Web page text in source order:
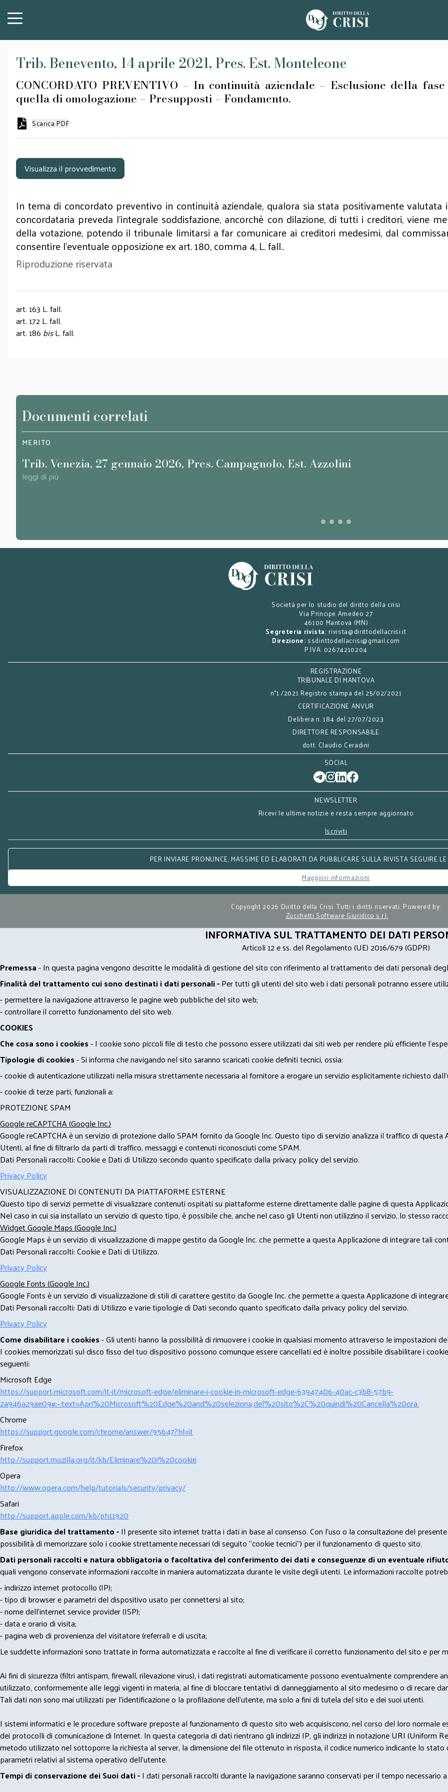
Trib. Benevento, 14 aprile 2021, Pres. Est. Monteleone
CONCORDATO PREVENTIVO – In continuità aziendale – Esclusione della
quella di omologazione – Presupposti – Fondamento.
Scarica PDF
Visualizza il provvedimento
In tema di concordato preventivo in continuità aziendale, qualora sia stata positivamente
concordataria preveda l’integrale soddisfazione, ancorchè con dilazione, di tutti i creditori, viene
della votazione, potendo il tribunale limitarsi a far comunicare ai creditori medesimi, dal
consentire l’eventuale opposizione ex art. 180, comma 4, L. fall..
Riproduzione riservata
art. 163 L. fall.
art. 172 L. fall.
art. 186 bisL. fall.
Documenti correlati
MERITO
Trib. Venezia, 27 gennaio 2026, Pres. Campagnolo, Est. Azzolini
leggi di più
Società per lo studio del diritto della crisi
Via Principe Amedeo 27
46100 Mantova (MN)
Segreteria rivista: rivista@dirittodellacrisi.it
Direzione: ssdirittodellacrisi@gmail.com
P.IVA: 02674210204
REGISTRAZIONE
TRIBUNALE DI MANTOVA
n°1 /2021 Registro stampa del 25/02/2021
CERTIFICAZIONE ANVUR
Delibera n. 184 del 27/07/2023
DIRETTORE RESPONSABILE
dott. Claudio Ceradini
SOCIAL
NEWSLETTER
Ricevi le ultime notizie e resta sempre aggiornato
Iscriviti
PER INVIARE PRONUNCE, MASSIME ED ELABORATI DA PUBBLICARE SULLA RIVISTA SEGUIRE
Maggiori informazioni
Copyright 2026 Diritto della Crisi. Tutti i diritti riservati. Powered by:
Zucchetti Software Giuridico s.r.l.
INFORMATIVA SUL TRATTAMENTO DEI DATI
Articoli 12 e ss. del Regolamento (UE) 2016/679 (GDPR)
Premessa- In questa pagina vengono descritte le modalità di gestione del sito con riferimento al trattamento dei dati personali
Finalità del trattamento cui sono destinati i dati personali -Per tutti gli utenti del sito web i dati personali potranno essere
- permettere la navigazione attraverso le pagine web pubbliche del sito web;
- controllare il corretto funzionamento del sito web.
COOKIES
Che cosa sono i cookies- I cookie sono piccoli file di testo che possono essere utilizzati dai siti web per rendere più efficiente
Tipologie di cookies- Si informa che navigando nel sito saranno scaricati cookie definiti tecnici, ossia:
- cookie di autenticazione utilizzati nella misura strettamente necessaria al fornitore a erogare un servizio esplicitamente richiesto
- cookie di terze parti, funzionali a:
PROTEZIONE SPAM
Google reCAPTCHA (Google Inc.)
Google reCAPTCHA è un servizio di protezione dallo SPAM fornito da Google Inc. Questo tipo di servizio analizza il traffico di
Utenti, al fine di filtrarlo da parti di traffico, messaggi e contenuti riconosciuti come SPAM.
Dati Personali raccolti: Cookie e Dati di Utilizzo secondo quanto specificato dalla privacy policy del servizio.
Privacy Policy
VISUALIZZAZIONE DI CONTENUTI DA PIATTAFORME ESTERNE
Questo tipo di servizi permette di visualizzare contenuti ospitati su piattaforme esterne direttamente dalle pagine di questa
Nel caso in cui sia installato un servizio di questo tipo, è possibile che, anche nel caso gli Utenti non utilizzino il servizio, lo stesso
Widget Google Maps (Google Inc.)
Google Maps è un servizio di visualizzazione di mappe gestito da Google Inc. che permette a questa Applicazione di integrare tali
Dati Personali raccolti: Cookie e Dati di Utilizzo.
Privacy Policy
Google Fonts (Google Inc.)
Google Fonts è un servizio di visualizzazione di stili di carattere gestito da Google Inc. che permette a questa Applicazione di
Dati Personali raccolti: Dati di Utilizzo e varie tipologie di Dati secondo quanto specificato dalla privacy policy del servizio.
Privacy Policy
Come disabilitare i cookies- Gli utenti hanno la possibilità di rimuovere i cookie in qualsiasi momento attraverso le impostazioni
I cookies memorizzati sul disco fisso del tuo dispositivo possono comunque essere cancellati ed è inoltre possibile disabilitare i
seguenti:
Microsoft Edge
https://support.microsoft.com/it-it/microsoft-edge/eliminare-i-cookie-in-microsoft-edge-63947406-40ac-c3b8-57b9-
2a946a29ae09#:~:text=Apri%20Microsoft%20Edge%20and%20seleziona,del%20sito%2C%20quindi%20Cancella%20ora.
Chrome
https://support.google.com/chrome/answer/95647?hl=it
Firefox
http://support.mozilla.org/it/kb/Eliminare%20i%20cookie
Opera
http://www.opera.com/help/tutorials/security/privacy/
Safari
http://support.apple.com/kb/ph11920
Base giuridica del trattamento -Il presente sito internet tratta i dati in base al consenso. Con l'uso o la consultazione del
possibilità di memorizzare solo i cookie strettamente necessari (di seguito “cookie tecnici”) per il funzionamento di questo sito.
Dati personali raccolti e natura obbligatoria o facoltativa del conferimento dei dati e conseguenze di un eventuale
quali vengono conservate informazioni raccolte in maniera automatizzata durante le visite degli utenti. Le informazioni raccolte
- indirizzo internet protocollo (IP);
- tipo di browser e parametri del dispositivo usato per connettersi al sito;
- nome dell'internet service provider (ISP);
- data e orario di visita;
- pagina web di provenienza del visitatore (referral) e di uscita;
Le suddette informazioni sono trattate in forma automatizzata e raccolte al fine di verificare il corretto funzionamento del sito e per
Ai fini di sicurezza (filtri antispam, firewall, rilevazione virus), i dati registrati automaticamente possono eventualmente comprendere
utilizzato, conformemente alle leggi vigenti in materia, al fine di bloccare tentativi di danneggiamento al sito medesimo o di recare
Tali dati non sono mai utilizzati per l'identificazione o la profilazione dell'utente, ma solo a fini di tutela del sito e dei suoi utenti.
I sistemi informatici e le procedure software preposte al funzionamento di questo sito web acquisiscono, nel corso del loro normale
dei protocolli di comunicazione di Internet. In questa categoria di dati rientrano gli indirizzi IP, gli indirizzi in notazione URI (Uniform
metodo utilizzato nel sottoporre la richiesta al server, la dimensione del file ottenuto in risposta, il codice numerico indicante lo
parametri relativi al sistema operativo dell'utente.
Tempi di conservazione dei Suoi dati -I dati personali raccolti durante la navigazione saranno conservati per il tempo